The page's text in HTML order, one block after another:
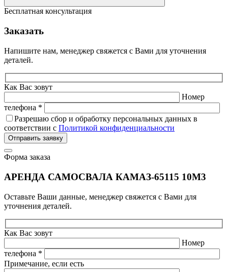
Бесплатная консультация
Заказать
Напишите нам, менеджер свяжется с Вами для уточнения
деталей.
Как Вас зовут
Номер
телефона *
Разрешаю сбор и обработку персональных данных в
соответствии с Политикой конфиденциальности
Отправить заявку
Форма заказа
АРЕНДА САМОСВАЛА КАМАЗ-65115 10М3
Оставьте Ваши данные, менеджер свяжется с Вами для
уточнения деталей.
Как Вас зовут
Номер
телефона *
Примечание, если есть